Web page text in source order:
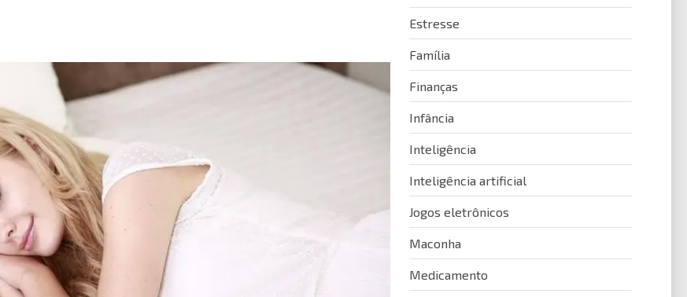
Estresse
Família
Finanças
Infância
Inteligência
Inteligência artificial
Jogos eletrônicos
Maconha
Medicamento